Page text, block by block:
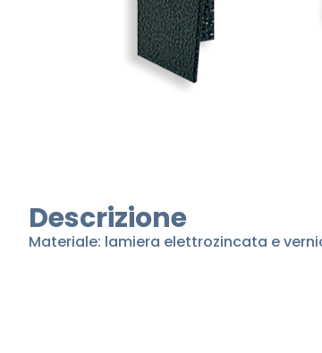
Descrizione
Materiale: lamiera elettrozincata e